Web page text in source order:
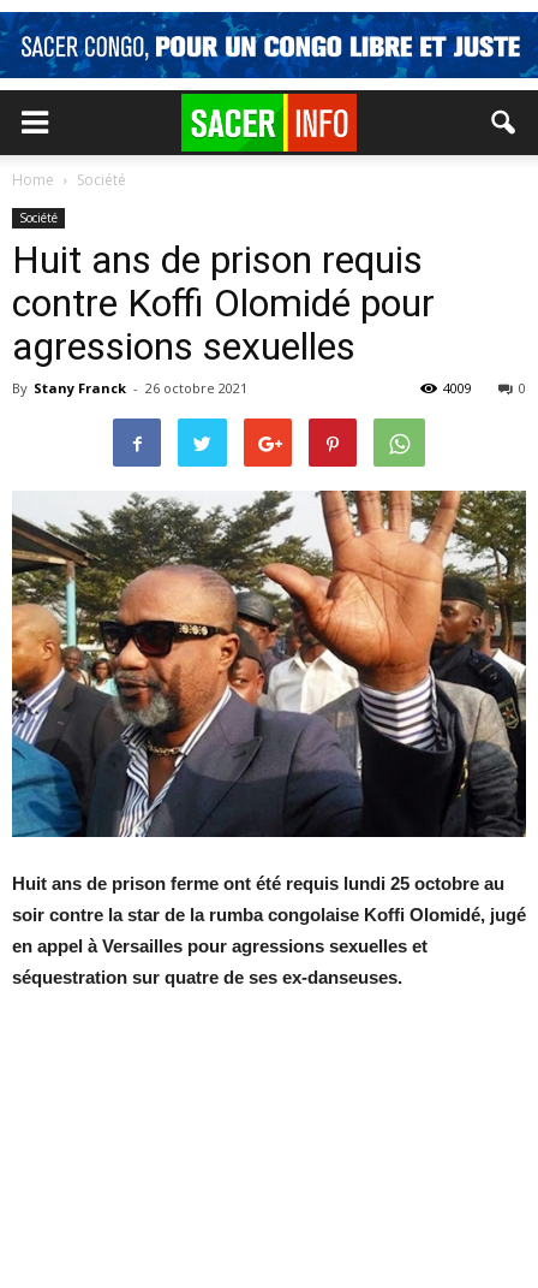
Home Société
Société
Huit ans de prison requis
contre Koffi Olomidé pour
agressions sexuelles
By Stany Franck - 26 octobre 2021 0
4009
Huit ans de prison ferme ont été requis lundi 25 octobre au
soir contre la star de la rumba congolaise Koffi Olomidé, jugé
en appel à Versailles pour agressions sexuelles et
séquestration sur quatre de ses ex-danseuses.